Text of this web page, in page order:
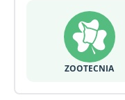
ZOOTECNIA